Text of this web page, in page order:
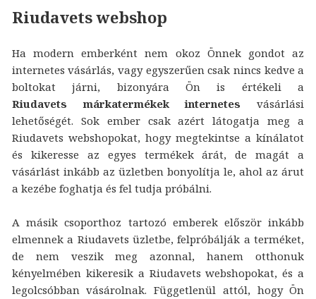
Riudavets webshop
Ha modern emberként nem okoz Önnek gondot az
internetes vásárlás, vagy egyszerűen csak nincs kedve a
boltokat járni, bizonyára Ön is értékeli a
Riudavets márkatermékek internetes vásárlási
lehetőségét. Sok ember csak azért látogatja meg a
Riudavets webshopokat, hogy megtekintse a kínálatot
és kikeresse az egyes termékek árát, de magát a
vásárlást inkább az üzletben bonyolítja le, ahol az árut
a kezébe foghatja és fel tudja próbálni.
A másik csoporthoz tartozó emberek először inkább
elmennek a Riudavets üzletbe, felpróbálják a terméket,
de nem veszik meg azonnal, hanem otthonuk
kényelmében kikeresik a Riudavets webshopokat, és a
legolcsóbban vásárolnak. Függetlenül attól, hogy Ön